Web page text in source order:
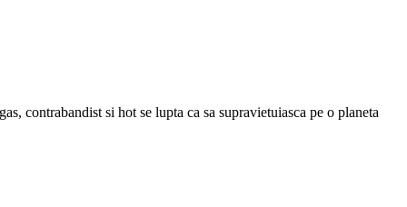
contrabandist si hot se lupta ca sa supravietuiasca pe o planeta